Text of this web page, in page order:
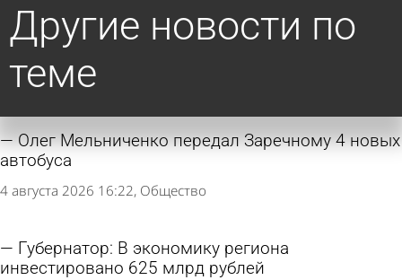
Другие новости по
теме
Олег Мельниченко передал Заречному 4 новых
автобуса
4 августа 2026 16:22 Общество
Губернатор: В экономику региона
инвестировано 625 млрд рублей